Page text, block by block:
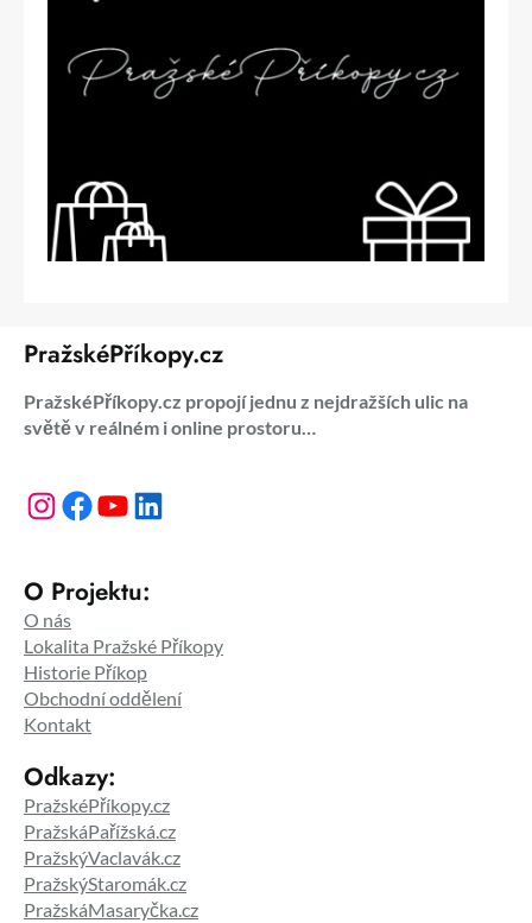
PražskéPříkopy.cz
PražskéPříkopy.cz propojí jednu z nejdražších ulic na
světě v reálném i online prostoru…
Instagram Facebook YouTube LinkedIn
O Projektu:
O nás
Lokalita Pražské Příkopy
Historie Příkop
Obchodní oddělení
Kontakt
Odkazy:
PražskéPříkopy.cz
PražskáPařížská.cz
PražskýVaclavák.cz
PražskýStaromák.cz
PražskáMasaryčka.cz